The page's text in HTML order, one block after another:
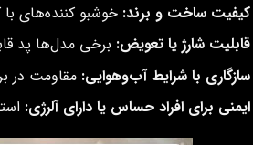
کیفیت ساخت و برند: خوشبو کننده‌های
قابلیت شارژ یا تعویض: برخی مدل‌ها پد
سازگاری با شرایط آب‌وهوایی: مقاومت در
ایمنی برای افراد حساس یا دارای آلرژی: